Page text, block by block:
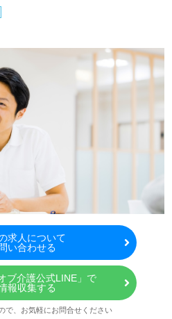
求人について
問い合わせる
ブ介護公式LINE」で
報収集する
で、お気軽にお問合せください